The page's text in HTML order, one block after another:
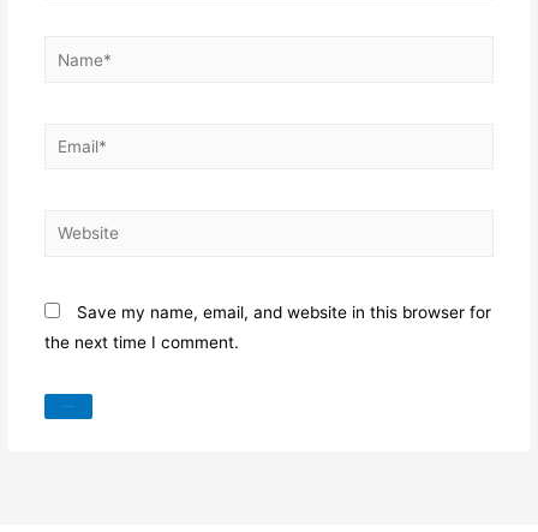
Name*
Email*
Website
Save my name, email, and website in this browser for
the next time I comment.